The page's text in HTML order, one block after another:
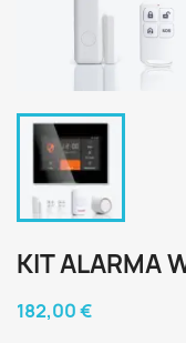
KIT ALARMA
182,00 €